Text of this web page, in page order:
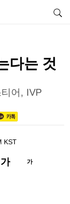
다는 것
어, IVP
KST
가 가